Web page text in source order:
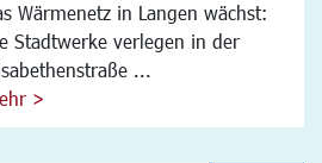
Wärmenetz in Langen wächst:
Stadtwerke verlegen in der
...
>